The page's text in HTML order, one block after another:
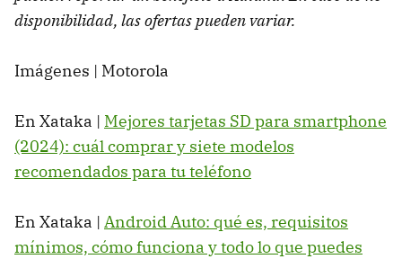
disponibilidad, las ofertas pueden variar.
Imágenes | Motorola
En Xataka | Mejores tarjetas SD para smartphone
(2024): cuál comprar y siete modelos
recomendados para tu teléfono
En Xataka | Android Auto: qué es, requisitos
mínimos, cómo funciona y todo lo que puedes